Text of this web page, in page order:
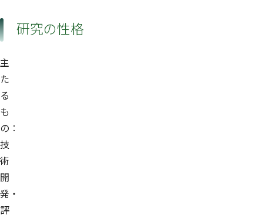
研究の性格
主
た
る
も
の：
技
術
開
発・
評